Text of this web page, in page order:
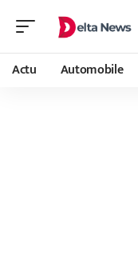
Actu Automobile